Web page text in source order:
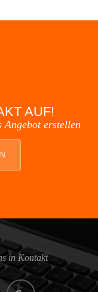
AUF!
Angebot erstellen
in Kontakt